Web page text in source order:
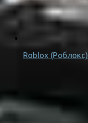
Roblox (Роблокс)